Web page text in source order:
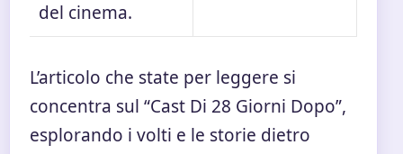
del cinema.
L’articolo che state per leggere si
concentra sul “Cast Di 28 Giorni Dopo”,
esplorando i volti e le storie dietro